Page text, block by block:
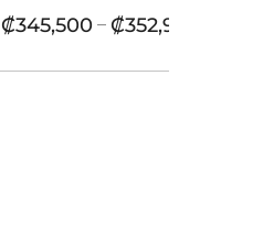
₡345,500 –₡352,900